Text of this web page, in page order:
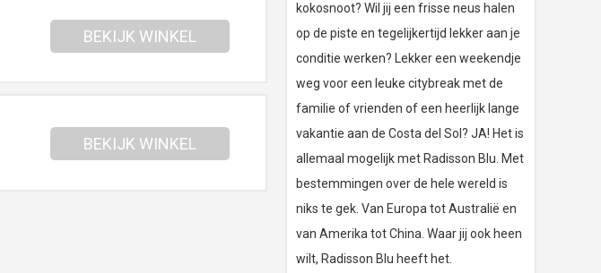
BEKIJK WINKEL
BEKIJK WINKEL
kokosnoot? Wil jij een frisse neus halen
op de piste en tegelijkertijd lekker aan je
conditie werken? Lekker een weekendje
weg voor een leuke citybreak met de
familie of vrienden of een heerlijk lange
vakantie aan de Costa del Sol? JA! Het is
allemaal mogelijk met Radisson Blu. Met
bestemmingen over de hele wereld is
niks te gek. Van Europa tot Australië en
van Amerika tot China. Waar jij ook heen
wilt, Radisson Blu heeft het.